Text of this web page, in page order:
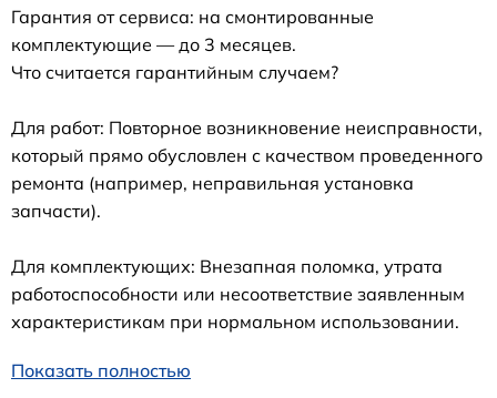
Гарантия от сервиса: на смонтированные
комплектующие — до 3 месяцев.
Что считается гарантийным случаем?
Для работ: Повторное возникновение неисправности,
который прямо обусловлен с качеством проведенного
ремонта (например, неправильная установка
запчасти).
Для комплектующих: Внезапная поломка, утрата
работоспособности или несоответствие заявленным
характеристикам при нормальном использовании.
Показать полностью